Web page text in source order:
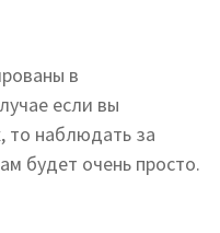
в
если вы
то наблюдать за
будет очень просто.